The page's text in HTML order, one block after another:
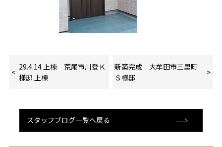
29.4.14 上棟 荒尾市川登Ｋ
様邸 上棟
新築完成 大牟田市三里町
Ｓ様邸
スタッフブログ一覧へ戻る